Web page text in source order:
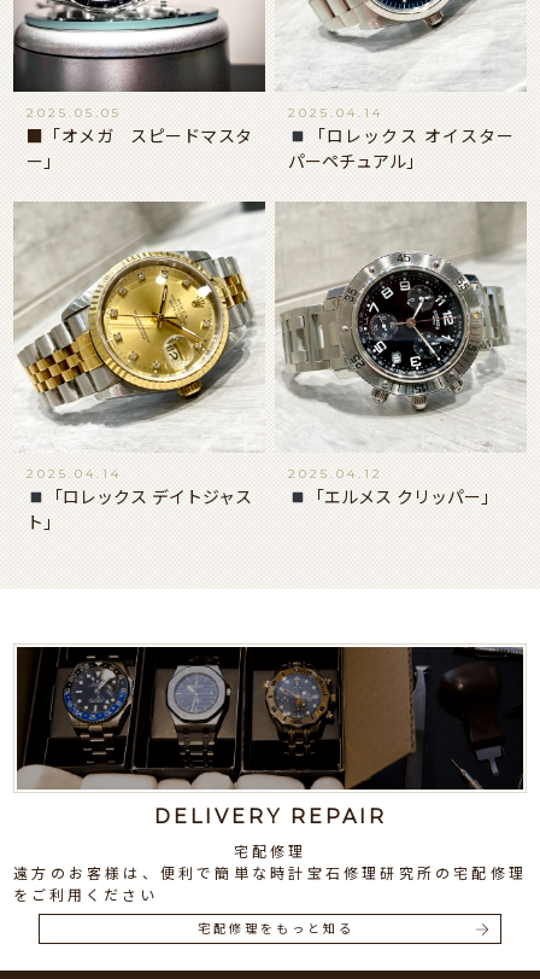
2025.05.05
■「オメガ スピードマスタ
ー」
2025.04.14
「ロレックス オイスター
パーペチュアル」
2025.04.14
「ロレックス デイトジャス
ト」
2025.04.12
「エルメス クリッパー」
DELIVERY REPAIR
宅配修理
遠方のお客様は、便利で簡単な時計宝石修理研究所の宅配修理
をご利用ください
宅配修理をもっと知る